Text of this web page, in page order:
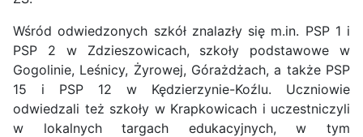
Wśród odwiedzonych szkół znalazły się m.in. PSP 1 i
PSP 2 w Zdzieszowicach, szkoły podstawowe w
Gogolinie, Leśnicy, Żyrowej, Górażdżach, a także PSP
15 i PSP 12 w Kędzierzynie-Koźlu. Uczniowie
odwiedzali też szkoły w Krapkowicach i uczestniczyli
w lokalnych targach edukacyjnych, w tym